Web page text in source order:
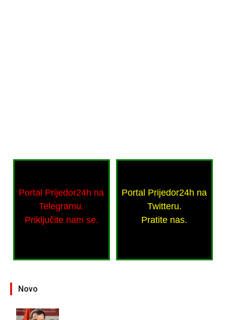
Portal Prijedor24h na
Telegramu.
Priključite nam se.
Portal Prijedor24h na
Twitteru.
Pratite nas.
Novo